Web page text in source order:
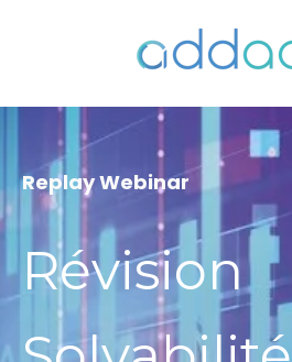
Replay Webinar
Révision